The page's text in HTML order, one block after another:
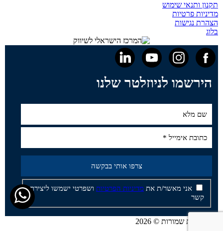
תקנון ותנאי שימוש
מדיניות פרטיות
הצהרת נגישות
בלוג
הירשמו לניוזלטר שלנו
אני מאשר/ת את מדיניות הפרטיות ושפרטי ישמשו ליצירת
קשר
כל הזכויות שמורות © 2026